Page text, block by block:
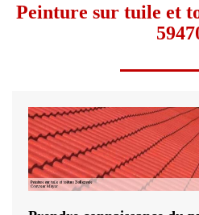
Peinture sur tuile et